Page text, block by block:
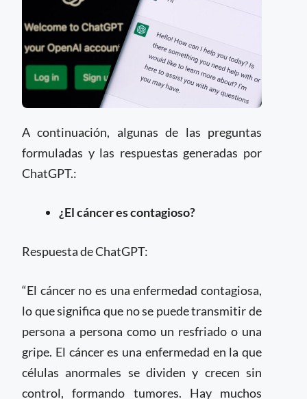
A continuación, algunas de las preguntas
formuladas y las respuestas generadas por
ChatGPT.:
¿El cáncer es contagioso?
Respuesta de ChatGPT:
“El cáncer no es una enfermedad contagiosa,
lo que significa que no se puede transmitir de
persona a persona como un resfriado o una
gripe. El cáncer es una enfermedad en la que
células anormales se dividen y crecen sin
control, formando tumores. Hay muchos